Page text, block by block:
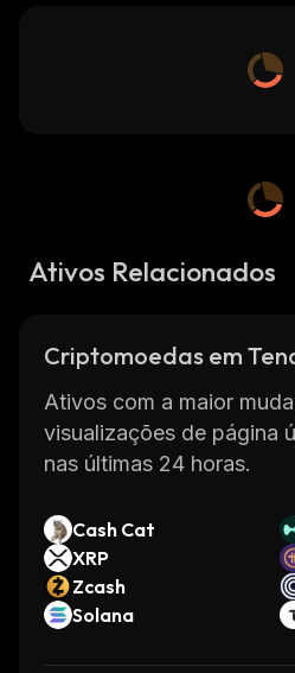
Ativos Relacionados
Criptomoedas em
Ativos com a maior
visualizações de página
nas últimas 24 horas.
Cash Cat
XRP
Zcash
Solana